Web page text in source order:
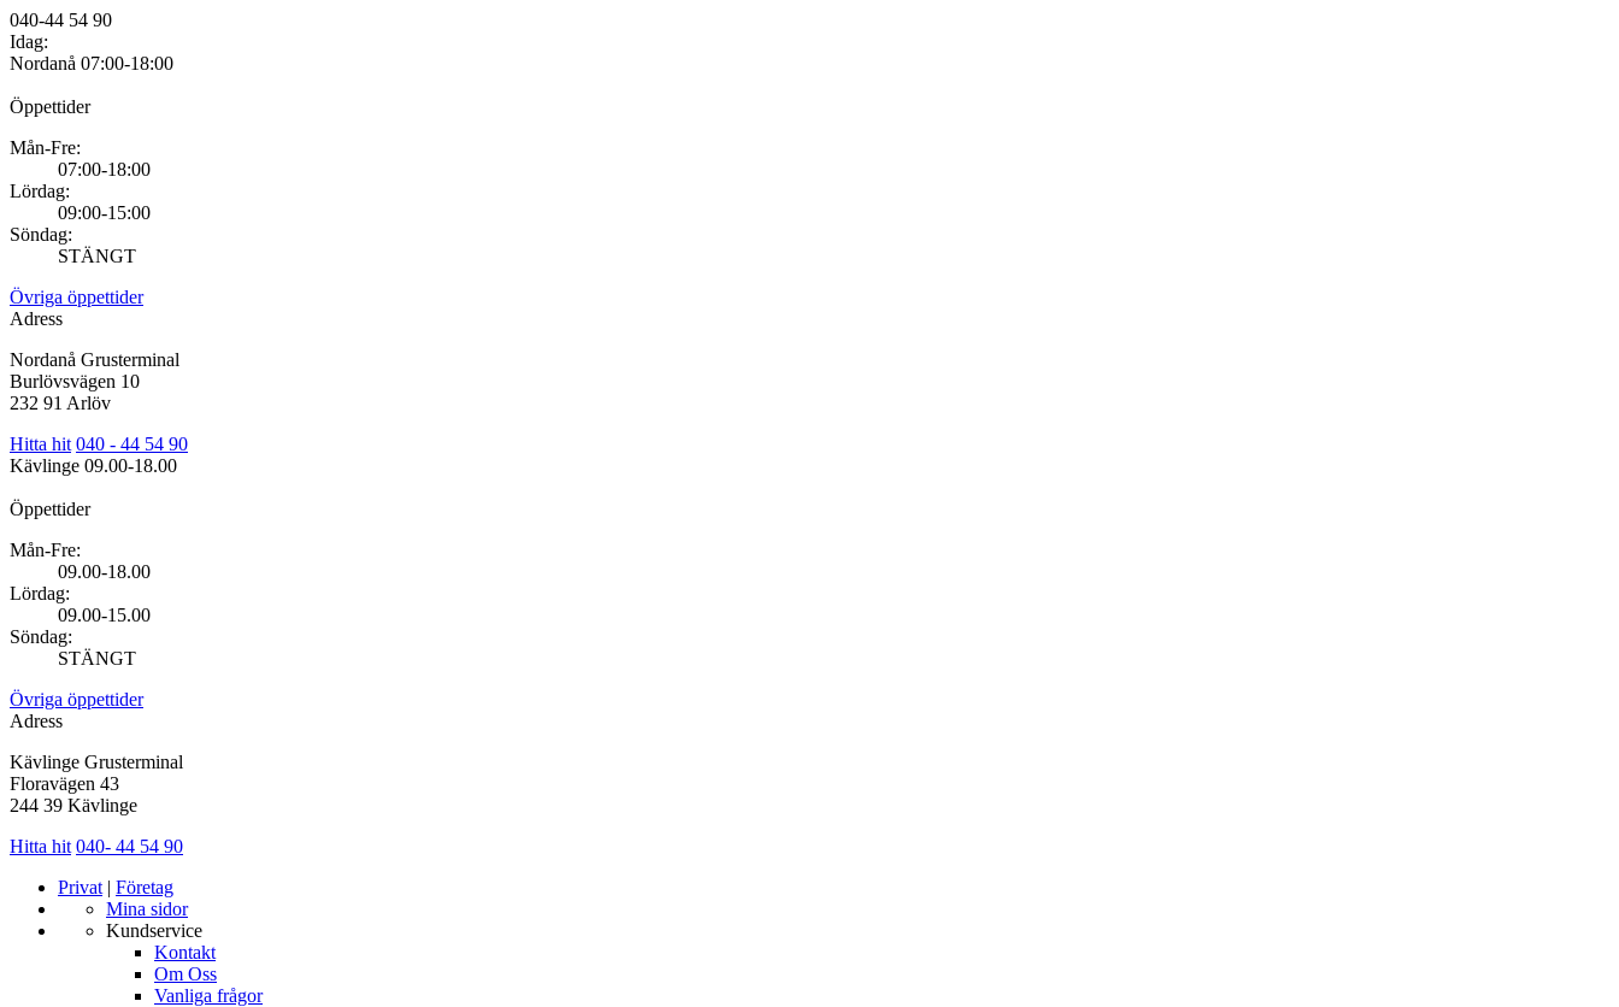
040-44 54 90
Idag:
Nordanå 07:00-18:00
Öppettider
Mån-Fre:
07:00-18:00
Lördag:
09:00-15:00
Söndag:
STÄNGT
Övriga öppettider
Adress
Nordanå Grusterminal
Burlövsvägen 10
232 91 Arlöv
Hitta hit 040 - 44 54 90
Kävlinge 09.00-18.00
Öppettider
Mån-Fre:
09.00-18.00
Lördag:
09.00-15.00
Söndag:
STÄNGT
Övriga öppettider
Adress
Kävlinge Grusterminal
Floravägen 43
244 39 Kävlinge
Hitta hit 040- 44 54 90
Privat | Företag
Mina sidor
Kundservice
Kontakt
Om Oss
Vanliga frågor